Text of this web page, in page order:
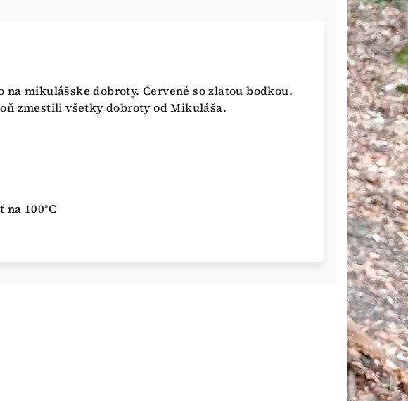
mikulášske dobroty. Červené so zlatou bodkou.
zmestili všetky dobroty od Mikuláša.
100°C